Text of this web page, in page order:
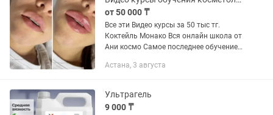
от 50 000 ₸
Все эти Видео курсы за 50 тыс тг.
Коктейль Монако Вся онлайн школа от
Ани космо Самое последнее обучение
и липоредукция от Марины Егоровой
Астана, 3 августа
Ультрагель
9 000 ₸